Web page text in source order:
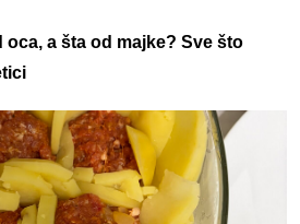
oca, a šta od majke? Sve što